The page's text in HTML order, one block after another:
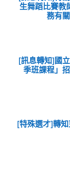
生舞蹈比賽教
務有
[訊息轉知]國
季班課程」
[特殊選才]轉